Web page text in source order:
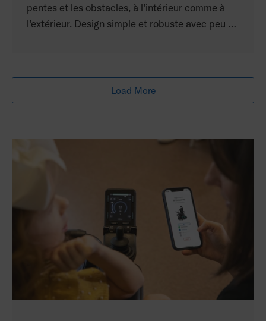
pentes et les obstacles, à l’intérieur comme à
l’extérieur. Design simple et robuste avec peu de
Load More